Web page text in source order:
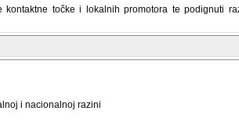
točke i lokalnih promotora te podignuti
i nacionalnoj razini